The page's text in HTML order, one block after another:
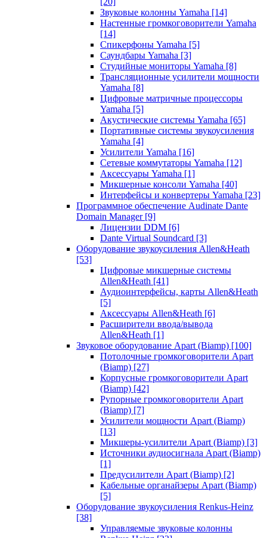
Звуковые колонны Yamaha [14]
Настенные громкоговорители Yamaha
[14]
Спикерфоны Yamaha [5]
Саундбары Yamaha [3]
Студийные мониторы Yamaha [8]
Трансляционные усилители мощности
Yamaha [8]
Цифровые матричные процессоры
Yamaha [5]
Акустические системы Yamaha [65]
Портативные системы звукоусиления
Yamaha [4]
Усилители Yamaha [16]
Сетевые коммутаторы Yamaha [12]
Аксессуары Yamaha [1]
Микшерные консоли Yamaha [40]
Интерфейсы и конвертеры Yamaha [23]
Программное обеспечение Audinate Dante
Domain Manager [9]
Лицензии DDM [6]
Dante Virtual Soundcard [3]
Оборудование звукоусиления Allen&Heath
[53]
Цифровые микшерные системы
Allen&Heath [41]
Аудиоинтерфейсы, карты Allen&Heath
[5]
Аксессуары Allen&Heath [6]
Расширители ввода/вывода
Allen&Heath [1]
Звуковое оборудование Apart (Biamp) [100]
Потолочные громкоговорители Apart
(Biamp) [27]
Корпусные громкоговорители Apart
(Biamp) [42]
Рупорные громкоговорители Apart
(Biamp) [7]
Усилители мощности Apart (Biamp)
[13]
Микшеры-усилители Apart (Biamp) [3]
Источники аудиосигнала Apart (Biamp)
[1]
Предусилители Apart (Biamp) [2]
Кабельные органайзеры Apart (Biamp)
[5]
Оборудование звукоусиления Renkus-Heinz
[38]
Управляемые звуковые колонны